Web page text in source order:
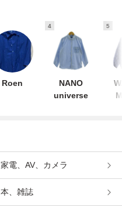
Roen
4
NANO
universe
5
家電、AV、カメラ
本、雑誌